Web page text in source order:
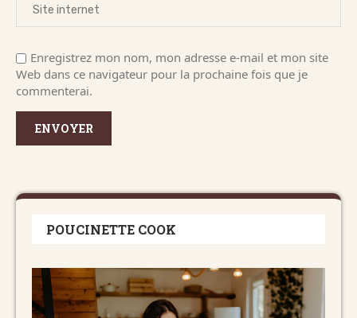
Enregistrez mon nom, mon adresse e-mail et mon site
Web dans ce navigateur pour la prochaine fois que je
commenterai.
POUCINETTE COOK